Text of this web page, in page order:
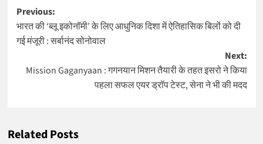
Post
navigation
Previous:
भारत की ‘ब्लू इकोनॉमी’ के लिए आधुनिक दिशा में ऐतिहासिक बिलों को दी
गई मंजूरी : सर्बानंद सोनोवाल
Next:
Mission Gaganyaan : गगनयान मिशन तैयारी के तहत इसरो ने किया
पहला सफल एयर ड्रॉप टेस्ट, सेना ने भी की मदद
Related Posts